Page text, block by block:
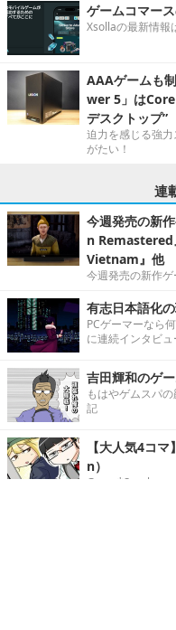
ゲームコマー
Xsollaの最新情報
AAAゲームも
wer 5」は
デスクトップ”
迫力を感じる強
がたい！
連
今週発売の新
n Remastered
Vietnam』他
今週発売の新作ゲ
有志日本語化
PCゲーマーなら
に連続インタビュ
吉田輝和のゲ
もはやゲムスパ
記
【大人気4コ
n）
Game*Sparkの